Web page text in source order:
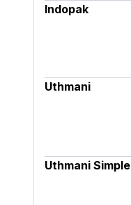
Indopak
Uthmani
Uthmani Simple